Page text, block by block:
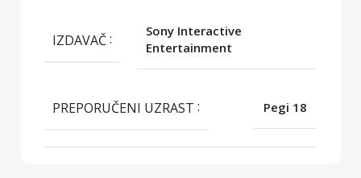
IZDAVAČ
Sony Interactive
Entertainment
PREPORUČENI UZRAST Pegi 18